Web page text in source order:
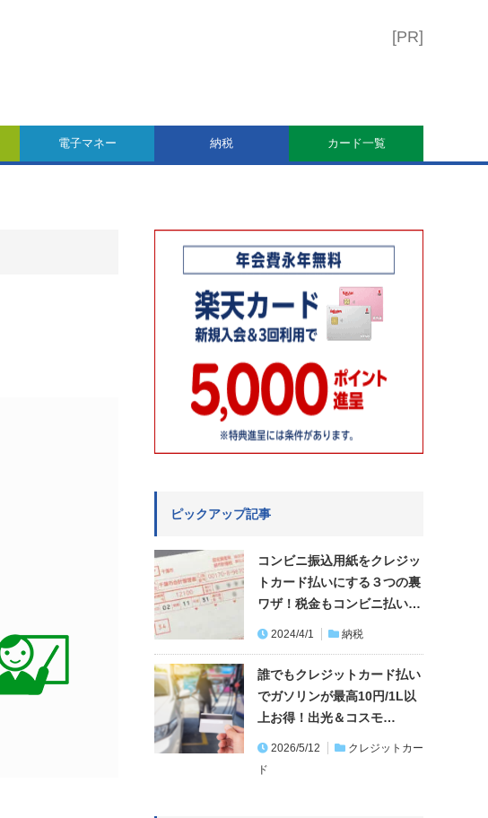
電子マネー 納税 カード一覧
ピックアップ記事
コンビニ振込用紙をクレジッ
トカード払いにする３つの裏
ワザ！税金もコンビニ払い…
2024/4/1 納税
誰でもクレジットカード払い
でガソリンが最高10円/1L以
上お得！出光＆コスモ…
2026/5/12
クレジットカー
ド